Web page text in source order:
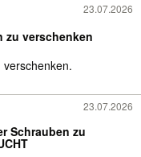
23.07.2026
zu verschenken
23.07.2026
Schrauben zu